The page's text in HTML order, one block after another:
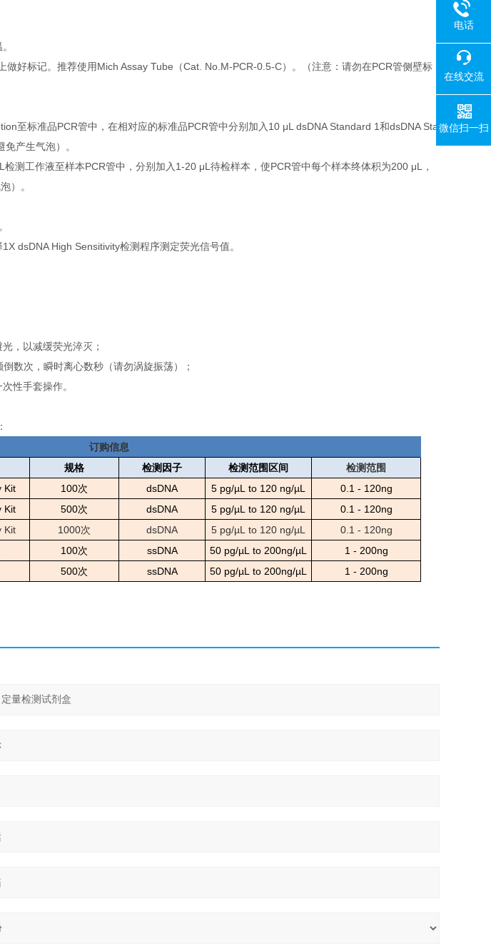
做好标记。推荐使用Mich Assay Tube（Cat. No.M-PCR-0.5-C）。（注意：请勿在PCR管侧壁标
至标准品PCR管中，在相对应的标准品PCR管中分别加入10 μL dsDNA Standard 1和dsDNA Sta
产生气泡）。
检测工作液至样本PCR管中，分别加入1-20 μL待检样本，使PCR管中每个样本终体积为200 μL，
）。
dsDNA High Sensitivity检测程序测定荧光信号值。
，以减缓荧光淬灭；
数次，瞬时离心数秒（请勿涡旋振荡）；
性手套操作。
订购信息
规格 检测因子 检测范围区间
检测范围
Kit 100次 dsDNA 5 pg/µL to 120 ng/µL 0.1 - 120ng
Kit 500次 dsDNA 5 pg/µL to 120 ng/µL 0.1 - 120ng
Kit 1000次 dsDNA 5 pg/µL to 120 ng/µL 0.1 - 120ng
100次 ssDNA 50 pg/µL to 200ng/µL 1 - 200ng
500次 ssDNA 50 pg/µL to 200ng/µL 1 - 200ng
电话
在线交流
微信扫一扫